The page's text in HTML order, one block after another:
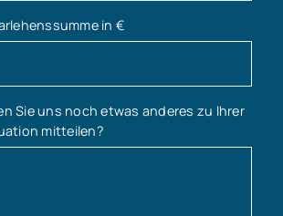
in €
Sie uns noch etwas anderes zu Ihrer
mitteilen?